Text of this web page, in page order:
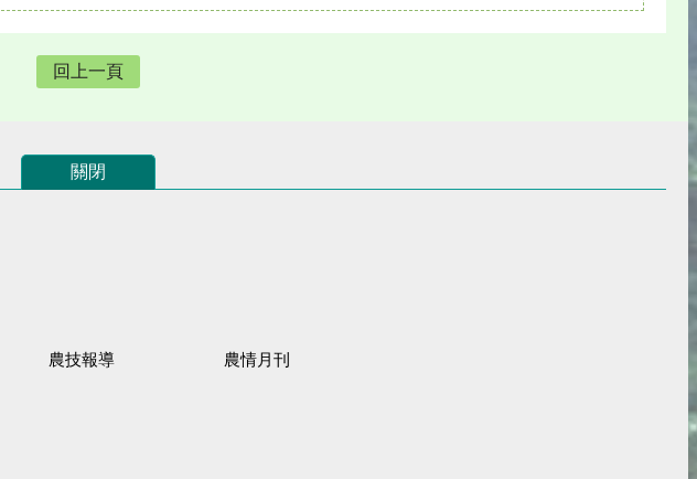
回上一頁
關閉
農技報導 農情月刊